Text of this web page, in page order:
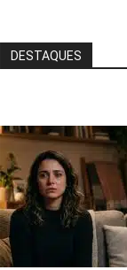
DESTAQUES